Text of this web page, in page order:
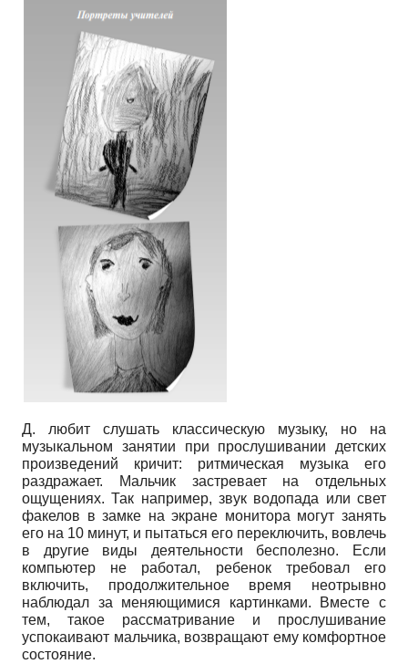
Д. любит слушать классическую музыку, но на
музыкальном занятии при прослушивании детских
произведений кричит: ритмическая музыка его
раздражает. Мальчик застревает на отдельных
ощущениях. Так например, звук водопада или свет
факелов в замке на экране монитора могут занять
его на 10 минут, и пытаться его переключить, вовлечь
в другие виды деятельности бесполезно. Если
компьютер не работал, ребенок требовал его
включить, продолжительное время неотрывно
наблюдал за меняющимися картинками. Вместе с
тем, такое рассматривание и прослушивание
успокаивают мальчика, возвращают ему комфортное
состояние.